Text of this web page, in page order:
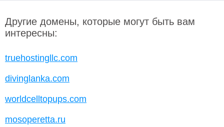
Другие домены, которые могут быть вам
интересны:
truehostingllc.com
divinglanka.com
worldcelltopups.com
mosoperetta.ru